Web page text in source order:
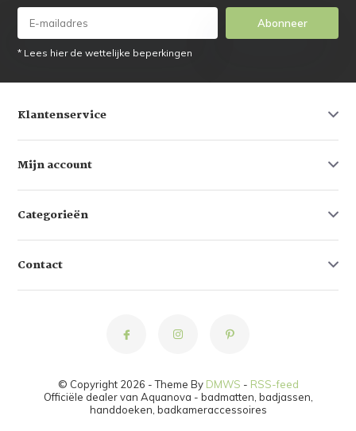
Abonneer
* Lees hier de wettelijke beperkingen
Klantenservice
Mijn account
Categorieën
Contact
© Copyright 2026 - Theme By DMWS - RSS-feed
Officiële dealer van Aquanova - badmatten, badjassen,
handdoeken, badkameraccessoires